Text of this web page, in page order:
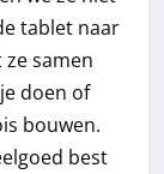
tablet naar
samen
doen of
bouwen.
best